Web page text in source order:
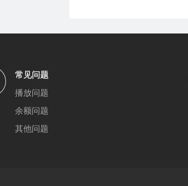
常见问题
播放问题
余额问题
其他问题